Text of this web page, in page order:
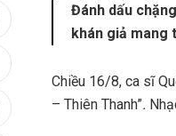
Đánh dấu
khán giả mang
Chiều 16/8, ca sĩ
– Thiên Thanh”.